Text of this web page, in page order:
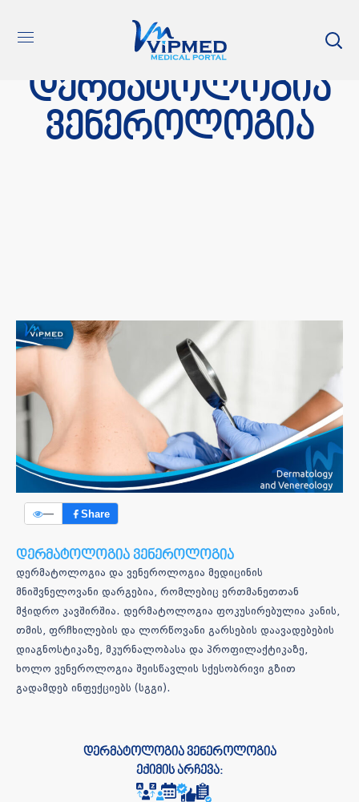
დერმატოლოგია
ვენეროლოგია
— Share
დერმატოლოგია ვენეროლოგია
დერმატოლოგია და ვენეროლოგია მედიცინის
მნიშვნელოვანი დარგებია, რომლებიც ერთმანეთთან
მჭიდრო კავშირშია. დერმატოლოგია ფოკუსირებულია კანის,
თმის, ფრჩხილების და ლორწოვანი გარსების დაავადებების
დიაგნოსტიკაზე, მკურნალობასა და პროფილაქტიკაზე,
ხოლო ვენეროლოგია შეისწავლის სქესობრივი გზით
გადამდებ ინფექციებს (სგგი).
დერმატოლოგია ვენეროლოგია
ექიმის არჩევა: